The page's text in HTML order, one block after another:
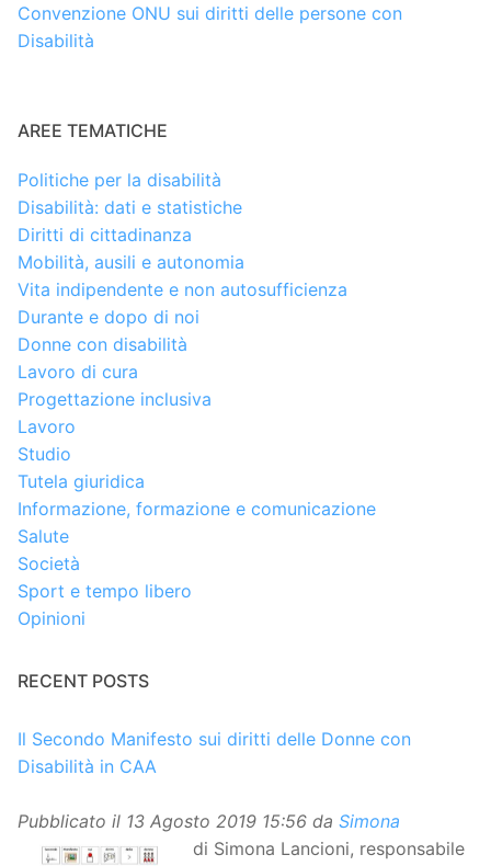
Convenzione ONU sui diritti delle persone con
Disabilità
AREE TEMATICHE
Politiche per la disabilità
Disabilità: dati e statistiche
Diritti di cittadinanza
Mobilità, ausili e autonomia
Vita indipendente e non autosufficienza
Durante e dopo di noi
Donne con disabilità
Lavoro di cura
Progettazione inclusiva
Lavoro
Studio
Tutela giuridica
Informazione, formazione e comunicazione
Salute
Società
Sport e tempo libero
Opinioni
RECENT POSTS
Il Secondo Manifesto sui diritti delle Donne con
Disabilità in CAA
Pubblicato il 13 Agosto 2019 15:56 da Simona
di Simona Lancioni, responsabile